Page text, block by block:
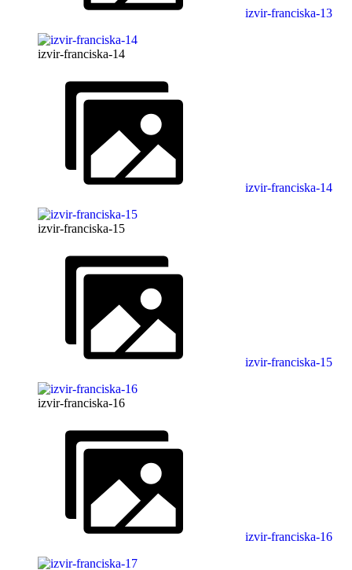
izvir-franciska-13
izvir-franciska-14
izvir-franciska-14
izvir-franciska-15
izvir-franciska-15
izvir-franciska-16
izvir-franciska-16